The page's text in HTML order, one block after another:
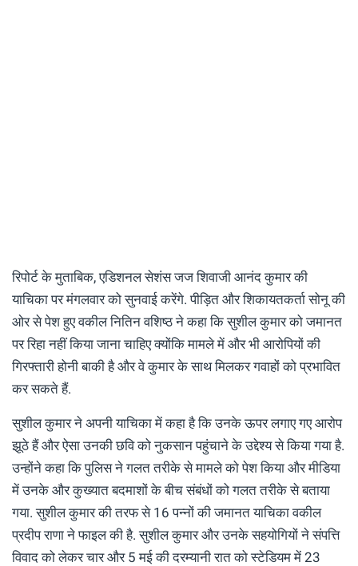
रिपोर्ट के मुताबिक, एडिशनल सेशंस जज शिवाजी आनंद कुमार की
याचिका पर मंगलवार को सुनवाई करेंगे. पीड़ित और शिकायतकर्ता सोनू की
ओर से पेश हुए वकील नितिन वशिष्ठ ने कहा कि सुशील कुमार को जमानत
पर रिहा नहीं किया जाना चाहिए क्योंकि मामले में और भी आरोपियों की
गिरफ्तारी होनी बाकी है और वे कुमार के साथ मिलकर गवाहों को प्रभावित
कर सकते हैं.
सुशील कुमार ने अपनी याचिका में कहा है कि उनके ऊपर लगाए गए आरोप
झूठे हैं और ऐसा उनकी छवि को नुकसान पहुंचाने के उद्देश्य से किया गया है.
उन्होंने कहा कि पुलिस ने गलत तरीके से मामले को पेश किया और मीडिया
में उनके और कुख्यात बदमाशों के बीच संबंधों को गलत तरीके से बताया
गया. सुशील कुमार की तरफ से 16 पन्नों की जमानत याचिका वकील
प्रदीप राणा ने फाइल की है. सुशील कुमार और उनके सहयोगियों ने संपत्ति
विवाद को लेकर चार और 5 मई की दरम्यानी रात को स्टेडियम में 23